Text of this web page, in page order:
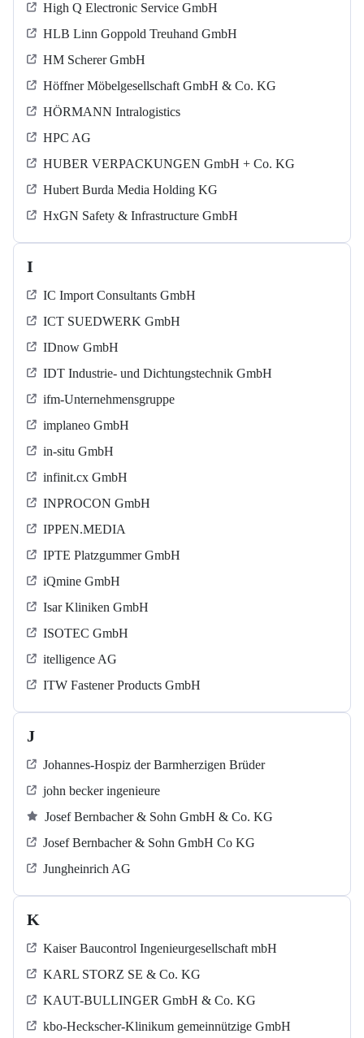
High Q Electronic Service GmbH
HLB Linn Goppold Treuhand GmbH
HM Scherer GmbH
Höffner Möbelgesellschaft GmbH & Co. KG
HÖRMANN Intralogistics
HPC AG
HUBER VERPACKUNGEN GmbH + Co. KG
Hubert Burda Media Holding KG
HxGN Safety & Infrastructure GmbH
I
IC Import Consultants GmbH
ICT SUEDWERK GmbH
IDnow GmbH
IDT Industrie- und Dichtungstechnik GmbH
ifm-Unternehmensgruppe
implaneo GmbH
in-situ GmbH
infinit.cx GmbH
INPROCON GmbH
IPPEN.MEDIA
IPTE Platzgummer GmbH
iQmine GmbH
Isar Kliniken GmbH
ISOTEC GmbH
itelligence AG
ITW Fastener Products GmbH
J
Johannes-Hospiz der Barmherzigen Brüder
john becker ingenieure
Josef Bernbacher & Sohn GmbH & Co. KG
Josef Bernbacher & Sohn GmbH Co KG
Jungheinrich AG
K
Kaiser Baucontrol Ingenieurgesellschaft mbH
KARL STORZ SE & Co. KG
KAUT-BULLINGER GmbH & Co. KG
kbo-Heckscher-Klinikum gemeinnützige GmbH